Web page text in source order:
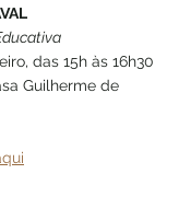
das 15h às 16h30
Guilherme de